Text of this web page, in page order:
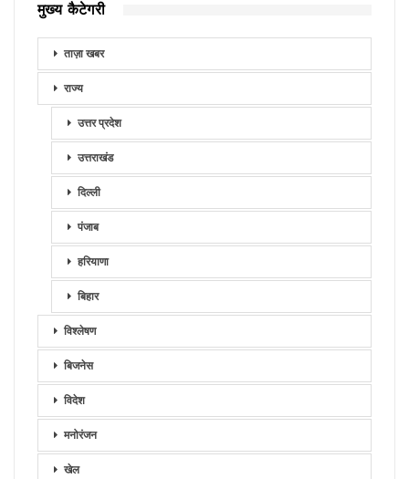
मुख्य कैटेगरी
ताज़ा खबर
राज्य
उत्तर प्रदेश
उत्तराखंड
दिल्ली
पंजाब
हरियाणा
बिहार
विश्लेषण
बिजनेस
विदेश
मनोरंजन
खेल